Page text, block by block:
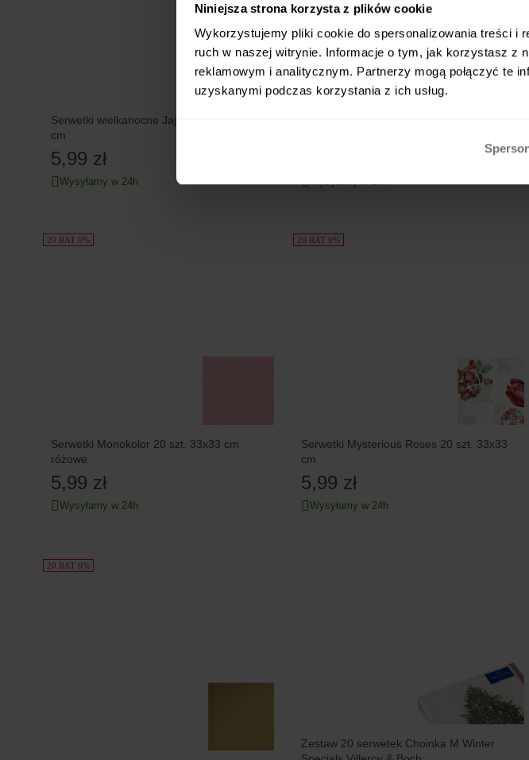
Niniejsza strona korzysta z plików cookie
Wykorzystujemy pliki cookie do spersonalizowania treści i
ruch w naszej witrynie. Informacje o tym, jak korzystasz z
reklamowym i analitycznym. Partnerzy mogą połączyć te
uzyskanymi podczas korzystania z ich usług.
Serwetki wielkanocne Jajka 20 szt. 33x33
cm
5,99 zł
Wysyłamy w 24h Wysyłamy w 24h
20 RAT 0%
Serwetki Monokolor 20 szt. 33x33 cm
różowe
5,99 zł
Wysyłamy w 24h
20 RAT 0%
Serwetki Mysterious Roses 20 szt. 33x33
cm
5,99 zł
Wysyłamy w 24h
20 RAT 0%
Zestaw 20 serwetek Choinka M Winter